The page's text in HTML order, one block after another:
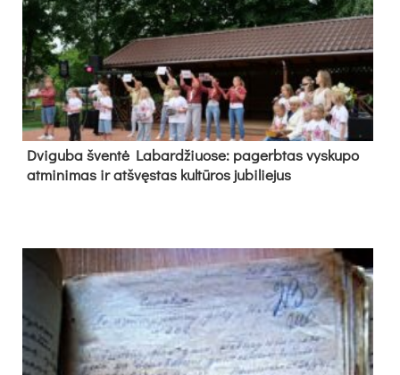
Dvi­gu­ba šven­tė La­bar­džiuo­se: pa­gerb­tas vys­ku­po
at­mi­ni­mas ir at­švęs­tas kul­tū­ros ju­bi­lie­jus